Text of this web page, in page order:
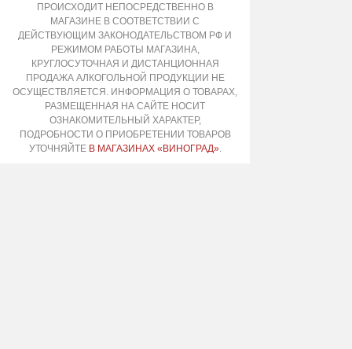
ПРОИСХОДИТ НЕПОСРЕДСТВЕННО В
МАГАЗИНЕ В СООТВЕТСТВИИ С
ДЕЙСТВУЮЩИМ ЗАКОНОДАТЕЛЬСТВОМ РФ И
РЕЖИМОМ РАБОТЫ МАГАЗИНА,
КРУГЛОСУТОЧНАЯ И ДИСТАНЦИОННАЯ
ПРОДАЖА АЛКОГОЛЬНОЙ ПРОДУКЦИИ НЕ
ОСУЩЕСТВЛЯЕТСЯ. ИНФОРМАЦИЯ О ТОВАРАХ,
РАЗМЕЩЕННАЯ НА САЙТЕ НОСИТ
ОЗНАКОМИТЕЛЬНЫЙ ХАРАКТЕР,
ПОДРОБНОСТИ О ПРИОБРЕТЕНИИ ТОВАРОВ
УТОЧНЯЙТЕ В МАГАЗИНАХ «ВИНОГРАД».